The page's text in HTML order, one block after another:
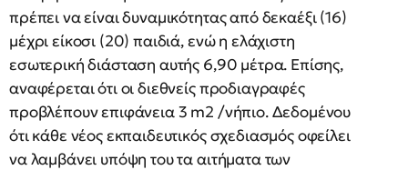
πρέπει να είναι δυναμικότητας από δεκαέξι (16)
μέχρι είκοσι (20) παιδιά, ενώ η ελάχιστη
εσωτερική διάσταση αυτής 6,90 μέτρα. Επίσης,
αναφέρεται ότι οι διεθνείς προδιαγραφές
προβλέπουν επιφάνεια 3 m2 /νήπιο. Δεδομένου
ότι κάθε νέος εκπαιδευτικός σχεδιασμός οφείλει
να λαμβάνει υπόψη του τα αιτήματα των